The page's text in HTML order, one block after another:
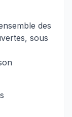
des
sous